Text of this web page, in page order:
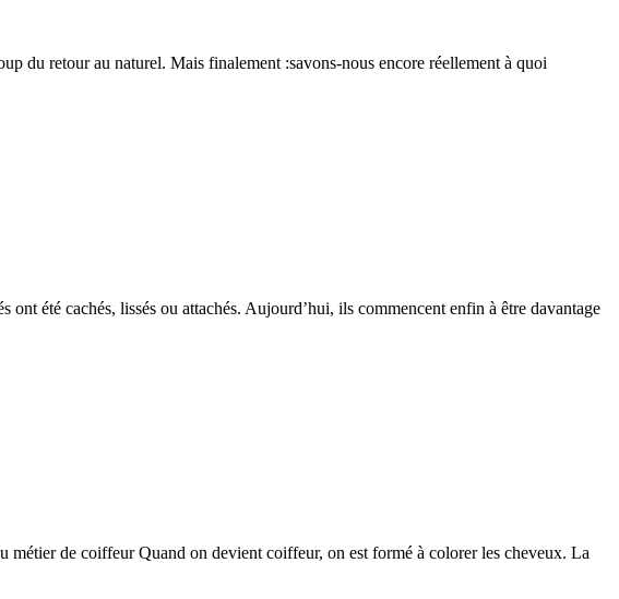
du retour au naturel. Mais finalement :savons-nous encore réellement à quoi
été cachés, lissés ou attachés. Aujourd’hui, ils commencent enfin à être davantage
métier de coiffeur Quand on devient coiffeur, on est formé à colorer les cheveux. La